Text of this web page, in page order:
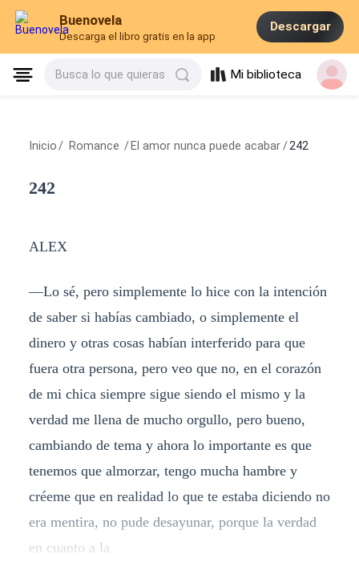
Buenovela
Descarga el libro gratis en la app
Descargar
Busca lo que quieras Mi biblioteca
Inicio / Romance / El amor nunca puede acabar / 242
242
ALEX
—Lo sé, pero simplemente lo hice con la intención
de saber si habías cambiado, o simplemente el
dinero y otras cosas habían interferido para que
fuera otra persona, pero veo que no, en el corazón
de mi chica siempre sigue siendo el mismo y la
verdad me llena de mucho orgullo, pero bueno,
cambiando de tema y ahora lo importante es que
tenemos que almorzar, tengo mucha hambre y
créeme que en realidad lo que te estaba diciendo no
era mentira, no pude desayunar, porque la verdad
en cuanto a la